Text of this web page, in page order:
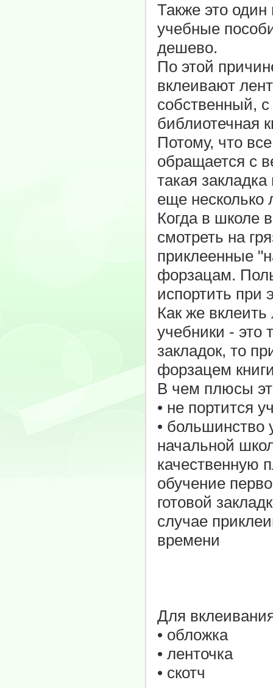
Также это
учебные
дешево.
По этой
вклеивают
собственный,
библиотечная
Потому, что
обращается с
такая
еще несколько
Когда в школе
смотреть на
приклеенные
форзацам.
испортить при
Как же вклеить
учебники - это
закладок, то
форзацем
В чем плюсы
• не портится
• большинство
начальной
качественную
обучение
готовой
случае
времени
Для
• обложка
• ленточка
• скотч